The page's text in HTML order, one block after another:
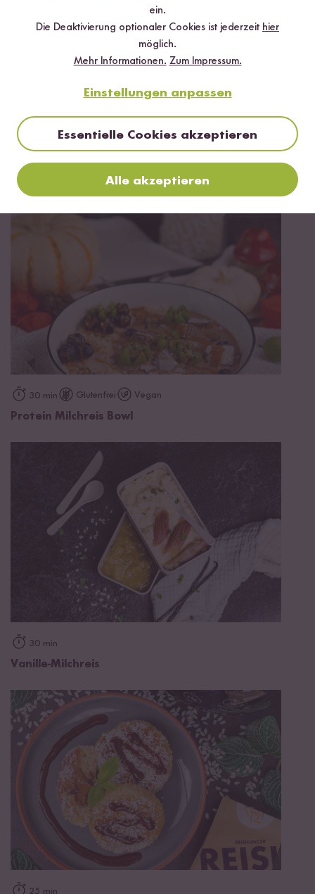
Vegan
Veganer Milchreis mit Mandel-Beeren-Topping
aus dem Digitalen Reiskocher
30 min Glutenfrei Vegan
Protein Milchreis Bowl
30 min
Vanille-Milchreis
25 min
ein.
Die Deaktivierung optionaler Cookies ist jederzeit hier
möglich.
Mehr Informationen. Zum Impressum.
Einstellungen anpassen
Essentielle Cookies akzeptieren
Alle akzeptieren